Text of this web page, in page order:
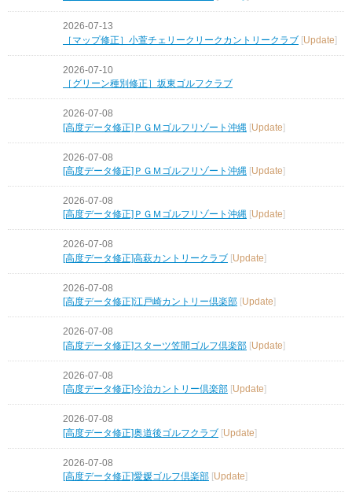
2026-07-13
［マップ修正］小萱チェリークリークカントリークラブ [Update]
2026-07-10
［グリーン種別修正］坂東ゴルフクラブ
2026-07-08
[高度データ修正]ＰＧＭゴルフリゾート沖縄 [Update]
2026-07-08
[高度データ修正]ＰＧＭゴルフリゾート沖縄 [Update]
2026-07-08
[高度データ修正]ＰＧＭゴルフリゾート沖縄 Update
2026-07-08
[高度データ修正]高萩カントリークラブ [Update]
2026-07-08
[高度データ修正]江戸崎カントリー倶楽部 Update
2026-07-08
[高度データ修正]スターツ笠間ゴルフ倶楽部 [Update]
2026-07-08
[高度データ修正]今治カントリー倶楽部 Update
2026-07-08
[高度データ修正]奥道後ゴルフクラブ [Update]
2026-07-08
[高度データ修正]愛媛ゴルフ倶楽部 Update